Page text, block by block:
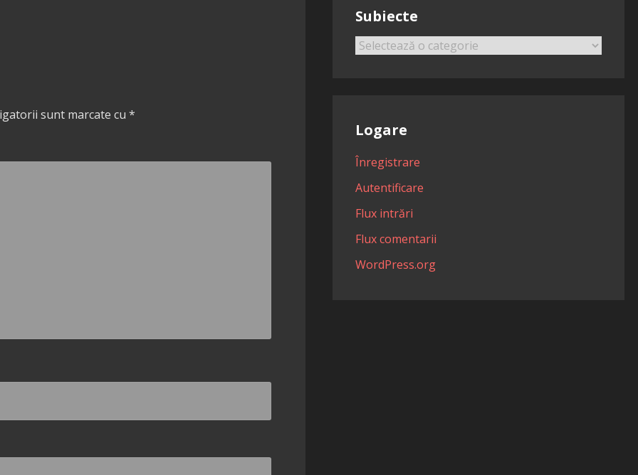
sunt marcate cu *
Subiecte
Subiecte
Logare
Înregistrare
Autentificare
Flux intrări
Flux comentarii
WordPress.org